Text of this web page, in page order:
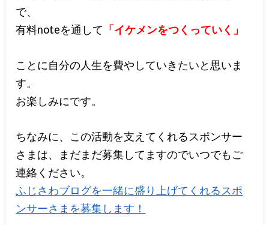
で、
有料noteを通して 「イケメンをつくっていく」
ことに自分の人生を費やしていきたいと思いま
す。
お楽しみにです。
ちなみに、この活動を支えてくれるスポンサー
さまは、まだまだ募集してますのでいつでもご
連絡ください。
ふじさわブログを一緒に盛り上げてくれるスポ
ンサーさまを募集します！